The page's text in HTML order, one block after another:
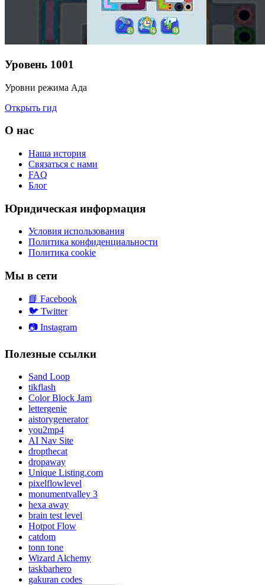
Уровень 1001
Уровни режима Ада
Открыть гид
О нас
Наша история
Связаться с нами
FAQ
Блог
Юридическая информация
Условия использования
Политика конфиденциальности
Политика cookie
Мы в сети
📘 Facebook
🐦 Twitter
📷 Instagram
Полезные ссылки
Sand Loop
tikflash
Color Block Jam
lettergenie
aistorygenerator
you2mp4
AI Nav Site
dropthecat
dropaway
Unique Listing.com
pixelflowlevel
monumentvalley 3
hexa away
brain test level
Hotpot Flow
catdom
tonn tone
Wizard Alchemy
taskbarhero
gakuran codes